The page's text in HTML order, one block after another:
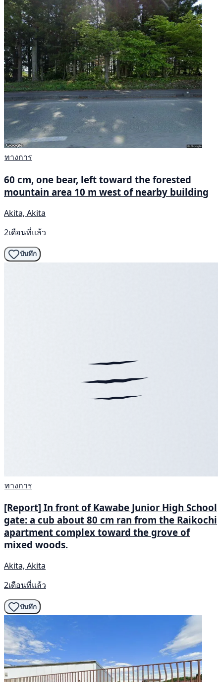
ทางการ
60 cm, one bear, left toward the forested
mountain area 10 m west of nearby building
Akita, Akita
2เดือนที่แล้ว
บันทึก
ทางการ
[Report] In front of Kawabe Junior High School
gate: a cub about 80 cm ran from the Raikochi
apartment complex toward the grove of
mixed woods.
Akita, Akita
2เดือนที่แล้ว
บันทึก